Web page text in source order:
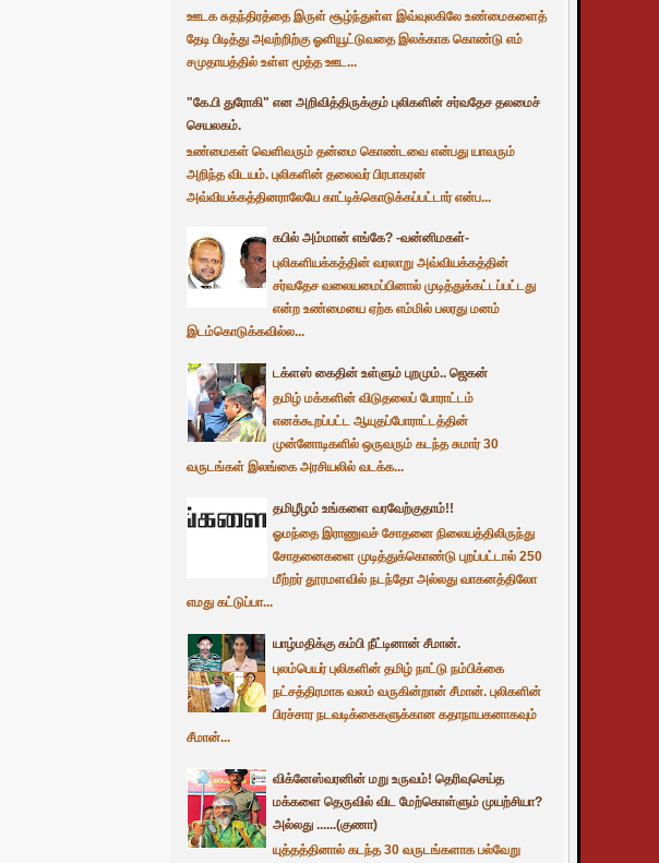
ஊடக சுதந்திரத்தை இருள் சூழ்ந்துள்ள இவ்வுலகிலே உண்மைகளைத்
தேடி பிடித்து அவற்றிற்கு ஓளியூட்டுவதை இலக்காக கொண்டு எம்
சமுதாயத்தில் உள்ள மூத்த ஊட...
"கே.பி துரோகி" என அறிவித்திருக்கும் புலிகளின் சர்வதேச தலமைச்
செயலகம்.
உண்மைகள் வெளிவரும் தன்மை கொண்டவை என்பது யாவரும்
அறிந்த விடயம். புலிகளின் தலைவர் பிரபாகரன்
அவ்வியக்கத்தினராலேயே காட்டிக்கொடுக்கப்பட்டார் என்ப...
கபில் அம்மான் எங்கே? -வன்னிமகள்-
புலிகளியக்கத்தின் வரலாறு அவ்வியக்கத்தின்
சர்வதேச வலையமைப்பினால் முடித்துக்கட்டப்பட்டது
என்ற உண்மையை ஏற்க எம்மில் பலரது மனம்
இடம்கொடுக்கவில்ல...
டக்ளஸ் கைதின் உள்ளும் புறமும்.. ஜெகன்
தமிழ் மக்களின் விடுதலைப் போராட்டம்
எனக்கூறப்பட்ட ஆயுதப்போராட்டத்தின்
முன்னோடிகளில் ஒருவரும் கடந்த சுமார் 30
வருடங்கள் இலங்கை அரசியலில் வடக்க...
தமிழீழம் உங்களை வரவேற்குதாம்!!
ஓமந்தை இராணுவச் சோதனை நிலையத்திலிருந்து
சோதனைகளை முடித்துக்கொண்டு புறப்பட்டால் 250
மீற்றர் தூரமளவில் நடந்தோ அல்லது வாகனத்திலோ
எமது கட்டுப்பா...
யாழ்மதிக்கு கம்பி நீட்டினான் சீமான்.
புலம்பெயர் புலிகளின் தமிழ் நாட்டு நம்பிக்கை
நட்சத்திரமாக வலம் வருகின்றான் சீமான். புலிகளின்
பிரச்சார நடவடிக்கைகளுக்கான கதாநாயகனாகவும்
சீமான்...
விக்னேஸ்வரனின் மறு உருவம்! தெரிவுசெய்த
மக்களை தெருவில் விட மேற்கொள்ளும் முயற்சியா?
அல்லது ......(குணா)
யுத்தத்தினால் கடந்த 30 வருடங்களாக பல்வேறு